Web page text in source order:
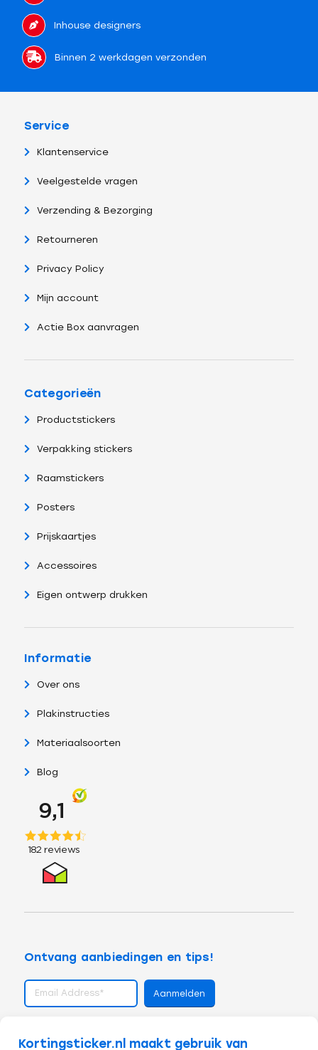
Kortingsticker.nl maakt gebruik van
Inhouse designers
Binnen 2 werkdagen verzonden
Service
Klantenservice
Veelgestelde vragen
Verzending & Bezorging
Retourneren
Privacy Policy
Mijn account
Actie Box aanvragen
Categorieën
Productstickers
Verpakking stickers
Raamstickers
Posters
Prijskaartjes
Accessoires
Eigen ontwerp drukken
Informatie
Over ons
Plakinstructies
Materiaalsoorten
Blog
Ontvang aanbiedingen en tips!